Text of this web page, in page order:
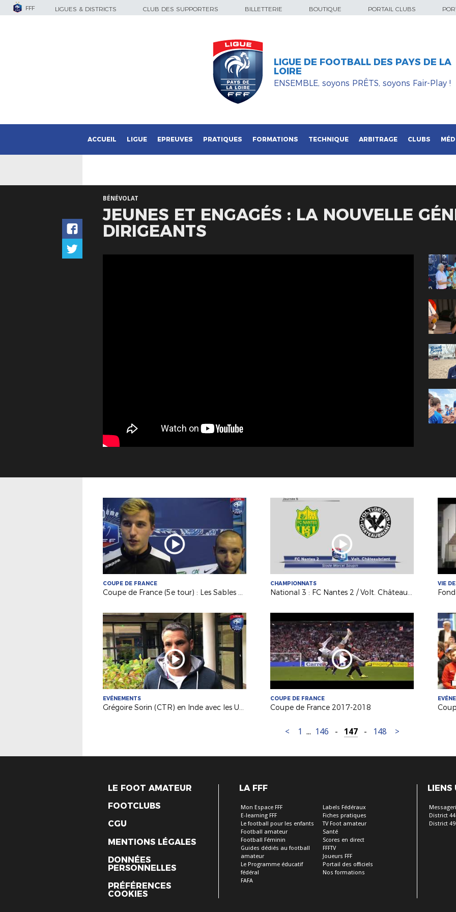
FFF LIGUES & DISTRICTS CLUB DES SUPPORTERS BILLETTERIE BOUTIQUE PORTAIL CLUBS
LIGUE DE FOOTBALL DES PAYS DE LA
LOIRE
ENSEMBLE, soyons PRÊTS, soyons Fair-Play !
ACCUEIL LIGUE EPREUVES PRATIQUES FORMATIONS TECHNIQUE ARBITRAGE CLUBS
BÉNÉVOLAT
JEUNES ET ENGAGÉS : LA NOUVELLE
DIRIGEANTS
COUPE DE FRANCE
Coupe de France (5e tour) : Les Sables TVEC / AS Sautron
CHAMPIONNATS
National 3 : FC Nantes 2 / Volt. Châteaubriant (2-0)
VIE
EVÉNEMENTS
Grégoire Sorin (CTR) en Inde avec les U18 Français
COUPE DE FRANCE
Coupe de France 2017-2018
< 1 ... 146 - 147 - 148 >
LE FOOT AMATEUR
FOOTCLUBS
CGU
MENTIONS LÉGALES
DONNÉES
PERSONNELLES
PRÉFÉRENCES
COOKIES
LA FFF
Mon Espace FFF
E-learning FFF
Le football pour les enfants
Football amateur
Football Féminin
Guides dédiés au football
amateur
Le Programme éducatif
fédéral
FAFA
Labels Fédéraux
Fiches pratiques
TV Foot amateur
Santé
Scores en direct
FFFTV
Joueurs FFF
Portail des officiels
Nos formations
LIENS
District 44
District 49